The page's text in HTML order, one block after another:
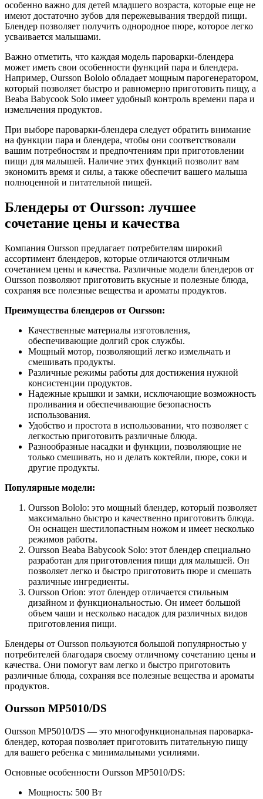
особенно важно для детей младшего возраста, которые еще не
имеют достаточно зубов для пережевывания твердой пищи.
Блендер позволяет получить однородное пюре, которое легко
усваивается малышами.
Важно отметить, что каждая модель пароварки-блендера
может иметь свои особенности функций пара и блендера.
Например, Oursson Bololo обладает мощным парогенератором,
который позволяет быстро и равномерно приготовить пищу, а
Beaba Babycook Solo имеет удобный контроль времени пара и
измельчения продуктов.
При выборе пароварки-блендера следует обратить внимание
на функции пара и блендера, чтобы они соответствовали
вашим потребностям и предпочтениям при приготовлении
пищи для малышей. Наличие этих функций позволит вам
экономить время и силы, а также обеспечит вашего малыша
полноценной и питательной пищей.
Блендеры от Oursson: лучшее
сочетание цены и качества
Компания Oursson предлагает потребителям широкий
ассортимент блендеров, которые отличаются отличным
сочетанием цены и качества. Различные модели блендеров от
Oursson позволяют приготовить вкусные и полезные блюда,
сохраняя все полезные вещества и ароматы продуктов.
Преимущества блендеров от Oursson:
Качественные материалы изготовления,
обеспечивающие долгий срок службы.
Мощный мотор, позволяющий легко измельчать и
смешивать продукты.
Различные режимы работы для достижения нужной
консистенции продуктов.
Надежные крышки и замки, исключающие возможность
проливания и обеспечивающие безопасность
использования.
Удобство и простота в использовании, что позволяет с
легкостью приготовить различные блюда.
Разнообразные насадки и функции, позволяющие не
только смешивать, но и делать коктейли, пюре, соки и
другие продукты.
Популярные модели:
Oursson Bololo: это мощный блендер, который позволяет
максимально быстро и качественно приготовить блюда.
Он оснащен шестилопастным ножом и имеет несколько
режимов работы.
Oursson Beaba Babycook Solo: этот блендер специально
разработан для приготовления пищи для малышей. Он
позволяет легко и быстро приготовить пюре и смешать
различные ингредиенты.
Oursson Orion: этот блендер отличается стильным
дизайном и функциональностью. Он имеет большой
объем чаши и несколько насадок для различных видов
приготовления пищи.
Блендеры от Oursson пользуются большой популярностью у
потребителей благодаря своему отличному сочетанию цены и
качества. Они помогут вам легко и быстро приготовить
различные блюда, сохраняя все полезные вещества и ароматы
продуктов.
Oursson MP5010/DS
Oursson MP5010/DS — это многофункциональная пароварка-
блендер, которая позволяет приготовить питательную пищу
для вашего ребенка с минимальными усилиями.
Основные особенности Oursson MP5010/DS:
Мощность: 500 Вт